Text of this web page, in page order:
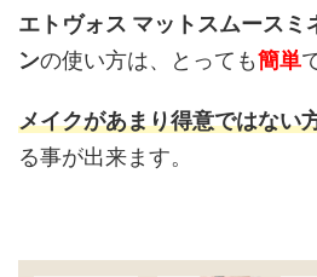
エトヴォス マットスムースミ
ンの使い方は、とっても簡単
メイクがあまり得意ではない
る事が出来ます。